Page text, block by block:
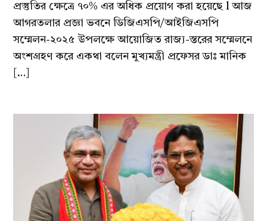
প্রস্তুতির ক্ষেত্রে ৭০% এর অধিক প্রয়োগ করা হয়েছে l আজ
আগরতলার প্রজ্ঞা ভবনে ডিজিএসপি/আইজিএসপি
সম্মেলন-২০২৫ উপলক্ষে আয়োজিত রাজ্য-স্তরের সম্মেলনে
অংশগ্রহণ করে একথা বলেন মুখ্যমন্ত্রী প্রফেসর ডাঃ মানিক
[…]